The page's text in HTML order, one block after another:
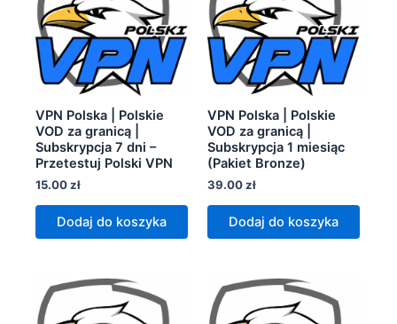
VPN Polska | Polskie
VOD za granicą |
Subskrypcja 7 dni –
Przetestuj Polski VPN
15.00zł
Dodaj do koszyka
VPN Polska | Polskie
VOD za granicą |
Subskrypcja 1 miesiąc
(Pakiet Bronze)
39.00zł
Dodaj do koszyka